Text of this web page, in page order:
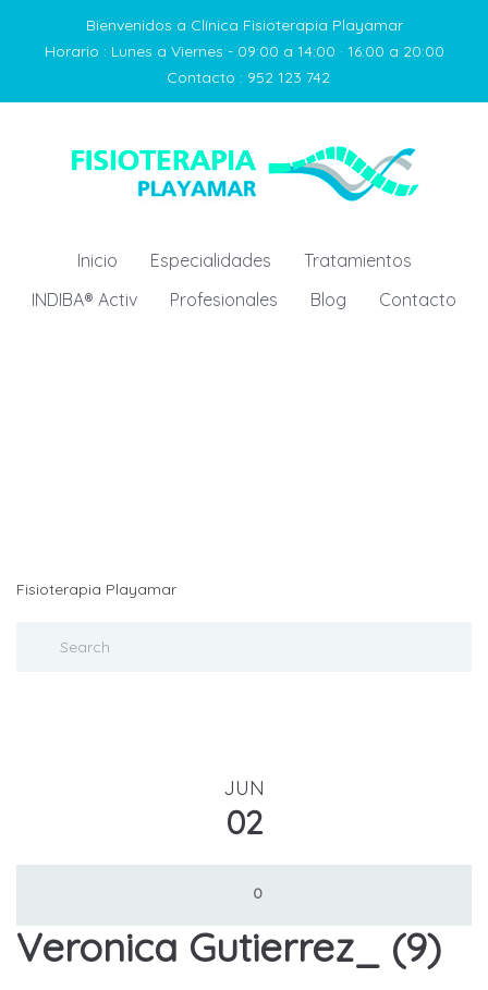
Bienvenidos a Clínica Fisioterapia Playamar
Horario : Lunes a Viernes - 09:00 a 14:00 · 16:00 a 20:00
Contacto : 952 123 742
Inicio Especialidades
Tratamientos
INDIBA® Activ
Profesionales Blog Contacto
Fisioterapia Playamar
JUN
02
0
Veronica Gutierrez_ (9)